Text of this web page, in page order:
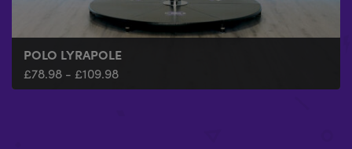
POLO LYRAPOLE
£78.98 - £109.98